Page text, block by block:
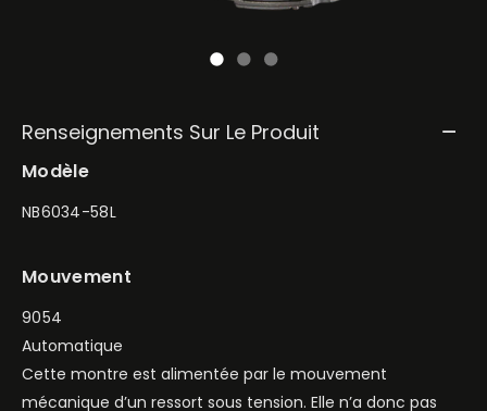
Renseignements Sur Le Produit
Modèle
NB6034-58L
Mouvement
9054
Automatique
Cette montre est alimentée par le mouvement
mécanique d’un ressort sous tension. Elle n’a donc pas